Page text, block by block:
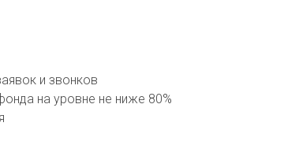
и звонков
на уровне не ниже 80%